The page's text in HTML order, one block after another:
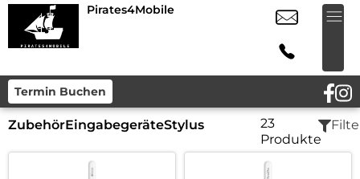
Pirates4Mobile
Termin Buchen
ZubehörEingabegeräteStylus
23
Produkte